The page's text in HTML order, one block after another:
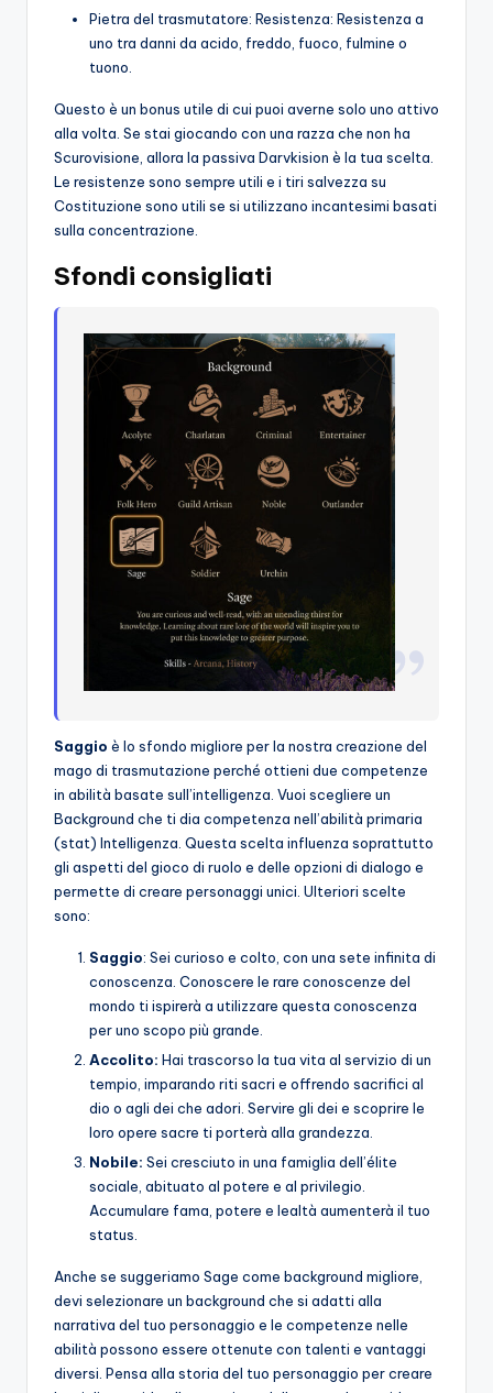
Pietra del trasmutatore: Resistenza: Resistenza a
uno tra danni da acido, freddo, fuoco, fulmine o
tuono.
Questo è un bonus utile di cui puoi averne solo uno attivo
alla volta. Se stai giocando con una razza che non ha
Scurovisione, allora la passiva Darvkision è la tua scelta.
Le resistenze sono sempre utili e i tiri salvezza su
Costituzione sono utili se si utilizzano incantesimi basati
sulla concentrazione.
Sfondi consigliati
Saggio è lo sfondo migliore per la nostra creazione del
mago di trasmutazione perché ottieni due competenze
in abilità basate sull’intelligenza. Vuoi scegliere un
Background che ti dia competenza nell’abilità primaria
(stat) Intelligenza. Questa scelta influenza soprattutto
gli aspetti del gioco di ruolo e delle opzioni di dialogo e
permette di creare personaggi unici. Ulteriori scelte
sono:
Saggio: Sei curioso e colto, con una sete infinita di
conoscenza. Conoscere le rare conoscenze del
mondo ti ispirerà a utilizzare questa conoscenza
per uno scopo più grande.
Accolito: Hai trascorso la tua vita al servizio di un
tempio, imparando riti sacri e offrendo sacrifici al
dio o agli dei che adori. Servire gli dei e scoprire le
loro opere sacre ti porterà alla grandezza.
Nobile: Sei cresciuto in una famiglia dell’élite
sociale, abituato al potere e al privilegio.
Accumulare fama, potere e lealtà aumenterà il tuo
status.
Anche se suggeriamo Sage come background migliore,
devi selezionare un background che si adatti alla
narrativa del tuo personaggio e le competenze nelle
abilità possono essere ottenute con talenti e vantaggi
diversi. Pensa alla storia del tuo personaggio per creare